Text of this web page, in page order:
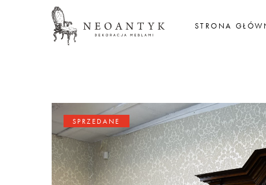
STRONA
SPRZEDANE